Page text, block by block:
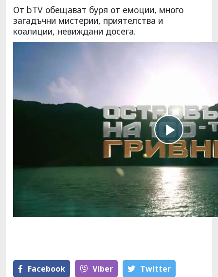
От bTV обещават буря от емоции, много
загадъчни мистерии, приятелства и
коалиции, невиждани досега.
Facebook Viber Тwitter